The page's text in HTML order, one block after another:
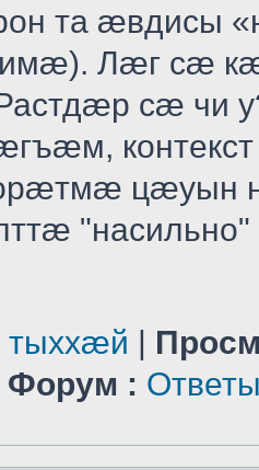
та ӕвдисы
имӕ). Лӕг сӕ
сӕ чи
"насильно"
тыххӕй |
Форум :